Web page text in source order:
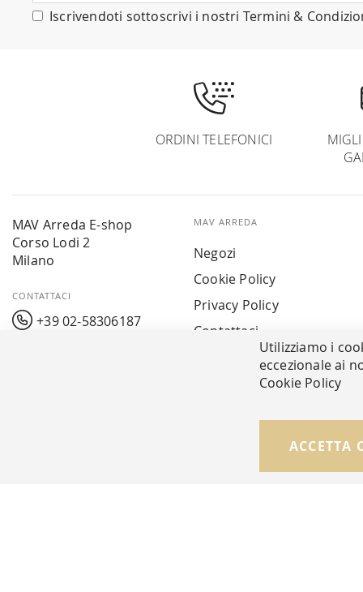
nostra
Iscrivendoti sottoscrivi i nostri Termini &
ORDINI TELEFONICI
MAV Arreda E-shop
Corso Lodi 2
Milano
CONTATTACI
+39 02-58306187
MAV ARREDA
Negozi
Cookie Policy
Privacy Policy
Contattaci
© Copyright MAV Arreda s.r.l. | P.IVA IT05919160969
Utilizziamo i
eccezionale ai
Cookie Policy
ACCETTA